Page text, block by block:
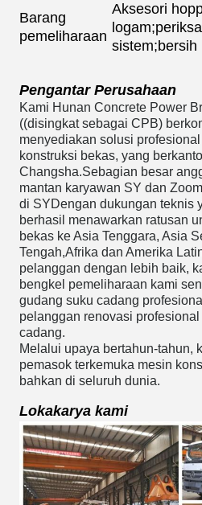
Barang
pemeliharaan
Aksesori
sistem;bersih
Pengantar Perusahaan
Kami Hunan Concrete Power
((disingkat sebagai CPB)
menyediakan solusi
konstruksi bekas, yang
Changsha.Sebagian besar
mantan karyawan SY dan
di SYDengan dukungan teknis
berhasil menawarkan ratusan
bekas ke Asia Tenggara, Asia
Tengah,Afrika dan Amerika
pelanggan dengan lebih baik,
bengkel pemeliharaan kami
gudang suku cadang
pelanggan renovasi
cadang.
Melalui upaya bertahun-tahun,
pemasok terkemuka mesin
bahkan di seluruh dunia.
Lokakarya kami